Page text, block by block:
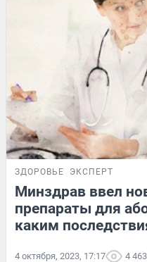
ЗДОРОВЬЕ ЭКСПЕРТ
Минздрав ввел
препараты для
каким
4 октября, 2023, 17:17 4 463